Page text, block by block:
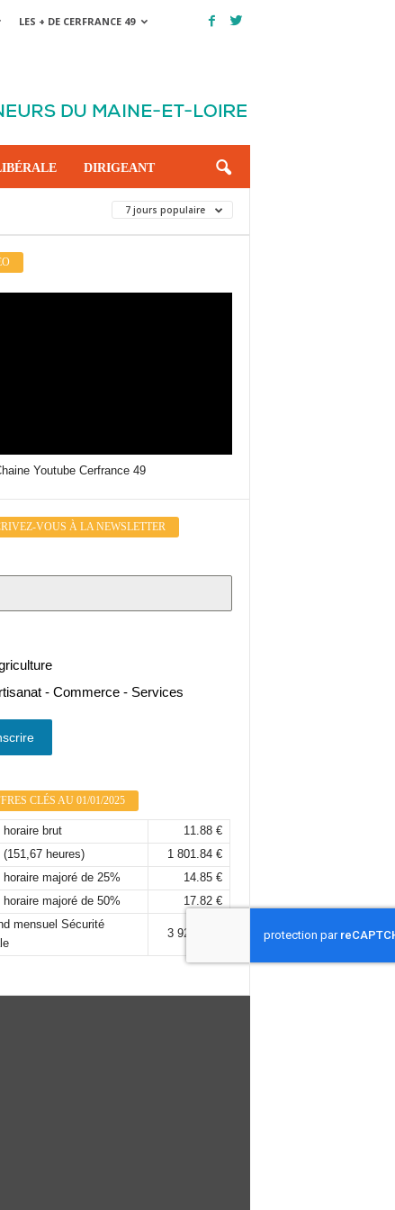
LES + DE CERFRANCE 49
DIRIGEANT
7 jours populaire
Youtube Cerfrance 49
VOUS À LA NEWSLETTER
- Commerce - Services
CLÉS AU 01/01/2025
horaire brut
11.88 €
(151,67 heures)
1 801.84 €
horaire majoré de 25%
14.85 €
horaire majoré de 50%
17.82 €
mensuel Sécurité
3 925,00 €